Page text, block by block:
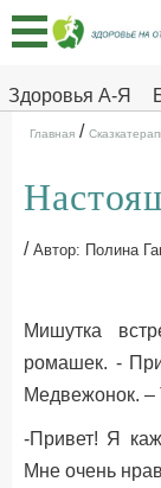
Здоровья А-Я
Главная
Тесты
Про
ДЕТЯМ
Главная /
/ Автор: Полина
Мишутка
ромашек. -
Медвежонок. –
-Привет! Я
Мне очень